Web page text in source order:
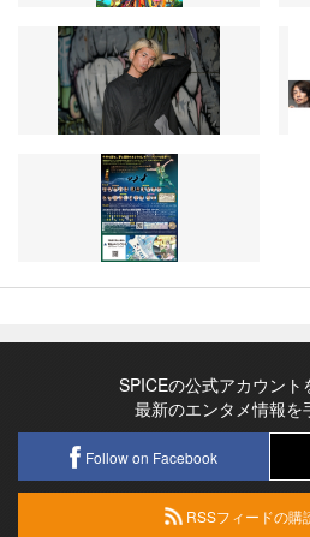
SPICEの公式アカウント
最新のエンタメ情報を
Follow on Facebook
RSSフィードの購